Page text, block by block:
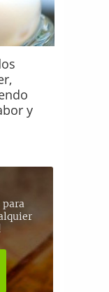
y
para